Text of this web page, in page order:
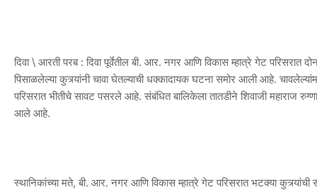
दिवा \ आरती परब : दिवा पूर्वेतील बी. आर. नगर आणि विकास म्हात्रे गेट परिसरात
पिसाळलेल्या कुत्र्यांनी चावा घेतल्याची धक्कादायक घटना समोर आली आहे.
परिसरात भीतीचे सावट पसरले आहे. संबंधित बालिकेला तातडीने शिवाजी महाराज
आले आहे.
स्थानिकांच्या मते, बी. आर. नगर आणि विकास म्हात्रे गेट परिसरात भटक्या कुत्र्यांची